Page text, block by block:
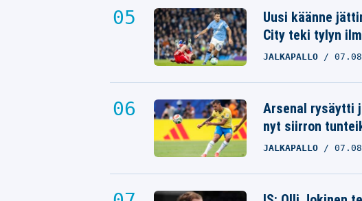
Uusi käänne
City teki tylyn
JALKAPALLO
Arsenal rysäytti
nyt siirron
JALKAPALLO